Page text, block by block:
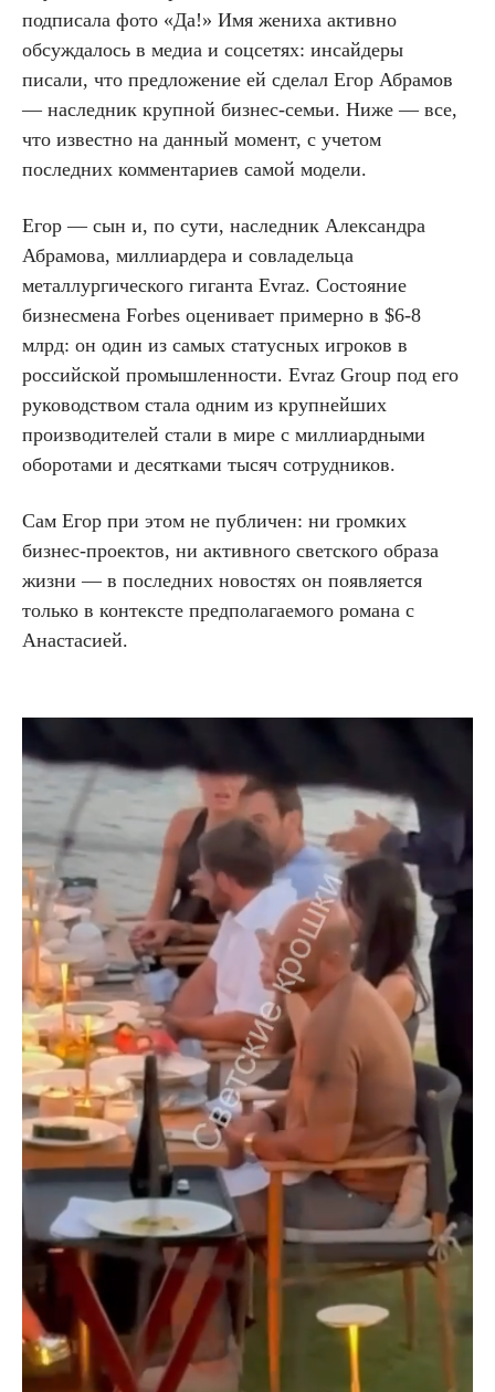
подписала фото «Да!» Имя жениха активно
обсуждалось в медиа и соцсетях: инсайдеры
писали, что предложение ей сделал Егор Абрамов
— наследник крупной бизнес-семьи. Ниже — все,
что известно на данный момент, с учетом
последних комментариев самой модели.
Егор — сын и, по сути, наследник Александра
Абрамова, миллиардера и совладельца
металлургического гиганта Evraz. Состояние
бизнесмена Forbes оценивает примерно в $6-8
млрд: он один из самых статусных игроков в
российской промышленности. Evraz Group под его
руководством стала одним из крупнейших
производителей стали в мире с миллиардными
оборотами и десятками тысяч сотрудников.
Сам Егор при этом не публичен: ни громких
бизнес-проектов, ни активного светского образа
жизни — в последних новостях он появляется
только в контексте предполагаемого романа с
Анастасией.